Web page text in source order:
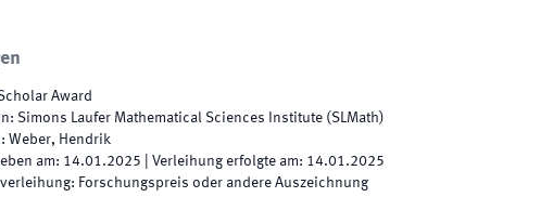
Award
: Simons Laufer Mathematical Sciences Institute (SLMath)
: Weber, Hendrik
am: 14.01.2025 Verleihung erfolgte am: 14.01.2025
: Forschungspreis oder andere Auszeichnung